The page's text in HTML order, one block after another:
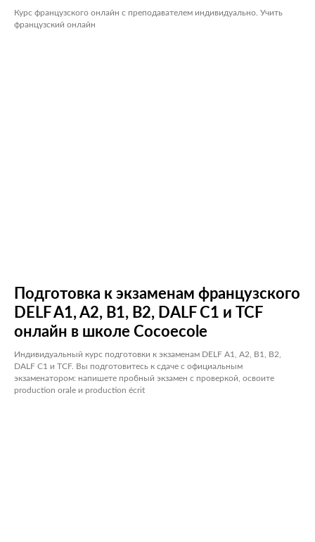
Курс французского онлайн с преподавателем индивидуально. Учить
французский онлайн
Подготовка к экзаменам французского
DELF A1, A2, B1, B2, DALF С1 и TCF
онлайн в школе Cocoecole
Индивидуальный курс подготовки к экзаменам DELF A1, A2, B1, B2,
DALF С1 и TCF. Вы подготовитесь к сдаче с официальным
экзаменатором: напишете пробный экзамен с проверкой, освоите
production orale и production écrit